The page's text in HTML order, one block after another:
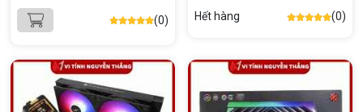
(0) Hết hàng (0)